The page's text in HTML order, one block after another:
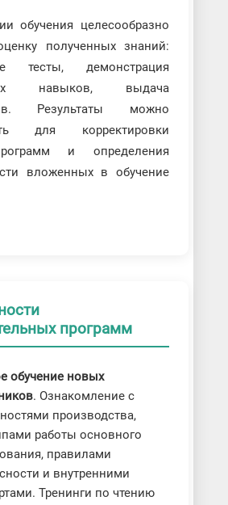
обучения целесообразно
полученных знаний:
тесты, демонстрация
навыков, выдача
Результаты можно
для корректировки
и определения
вложенных в обучение
программ
обучение новых
. Ознакомление с
производства,
работы основного
правилами
и внутренними
Тренинги по чтению